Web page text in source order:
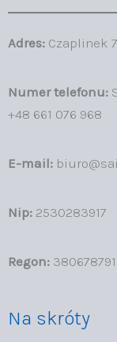
Adres: Czaplinek
Numer telefonu:
+48 661 076 968
E-mail:
Nip: 2530283917
Regon: 380678791
Na skróty